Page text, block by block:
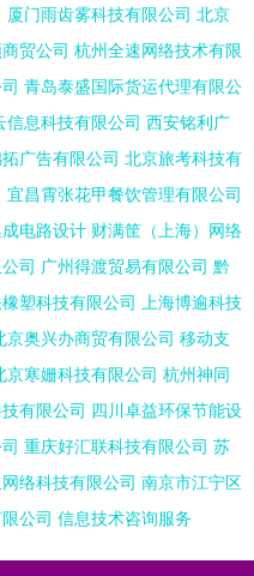
厦门雨齿雾科技有限公司 北京
贸公司 杭州全速网络技术有限
青岛泰盛国际货运代理有限公
信息科技有限公司 西安铭利广
广告有限公司 北京旅考科技有
宜昌霄张花甲餐饮管理有限公司
电路设计 财满筐（上海）网络
司 广州得渡贸易有限公司 黔
塑科技有限公司
上海博逾科技
京奥兴办商贸有限公司 移动支
京寒姗科技有限公司 杭州神同
有限公司 四川卓益环保节能设
重庆好汇联科技有限公司 苏
网络科技有限公司 南京市江宁区
公司 信息技术咨询服务